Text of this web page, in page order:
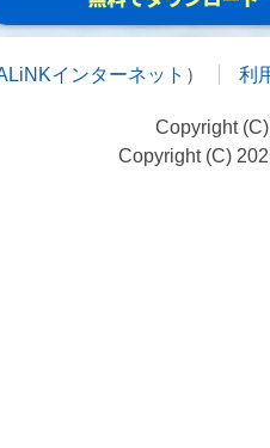
インターネット ） 利
Copyright
Copyright (C)